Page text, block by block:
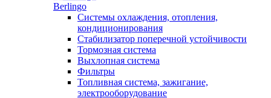
Berlingo
Системы охлаждения, отопления,
кондиционирования
Стабилизатор поперечной устойчивости
Тормозная система
Выхлопная система
Фильтры
Топливная система, зажигание,
электрооборудование